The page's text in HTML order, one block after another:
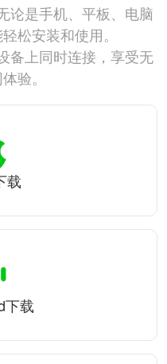
论是手机、平板、电脑
松安装和使用。
备上同时连接，享受无
验。
载
下载